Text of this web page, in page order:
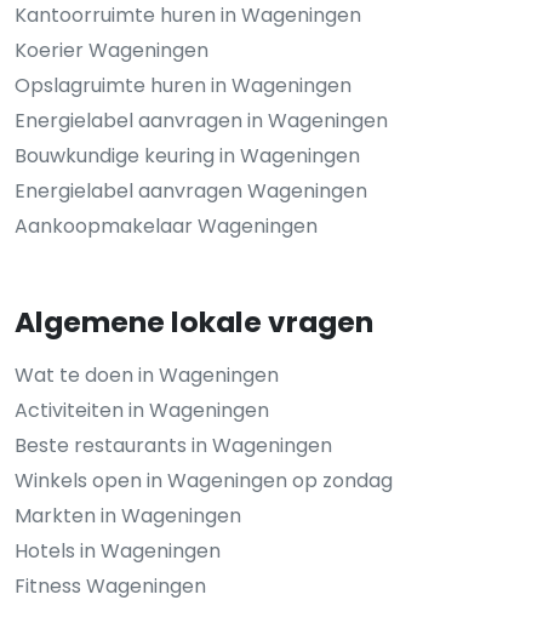
Kantoorruimte huren in Wageningen
Koerier Wageningen
Opslagruimte huren in Wageningen
Energielabel aanvragen in Wageningen
Bouwkundige keuring in Wageningen
Energielabel aanvragen Wageningen
Aankoopmakelaar Wageningen
Algemene lokale vragen
Wat te doen in Wageningen
Activiteiten in Wageningen
Beste restaurants in Wageningen
Winkels open in Wageningen op zondag
Markten in Wageningen
Hotels in Wageningen
Fitness Wageningen